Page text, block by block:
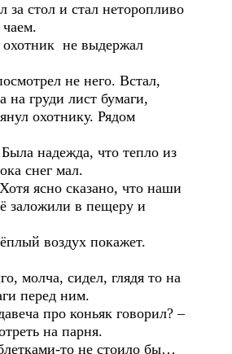
стол и стал неторопливо
чаем.
не выдержал
не него. Встал,
на груди лист бумаги,
охотнику. Рядом
надежда, что тепло из
снег мал.
ясно сказано, что наши
заложили в пещеру и
воздух покажет.
молча, сидел, глядя то на
перед ним.
про коньяк говорил? –
на парня.
то не стоило бы…